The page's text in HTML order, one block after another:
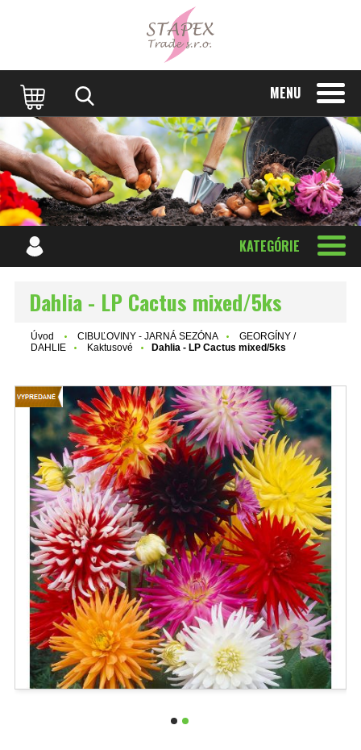
MENU
KATEGÓRIE
Dahlia - LP Cactus mixed/5ks
Úvod CIBUĽOVINY - JARNÁ SEZÓNA
GEORGÍNY /
DAHLIE
Kaktusové Dahlia - LP Cactus mixed/5ks